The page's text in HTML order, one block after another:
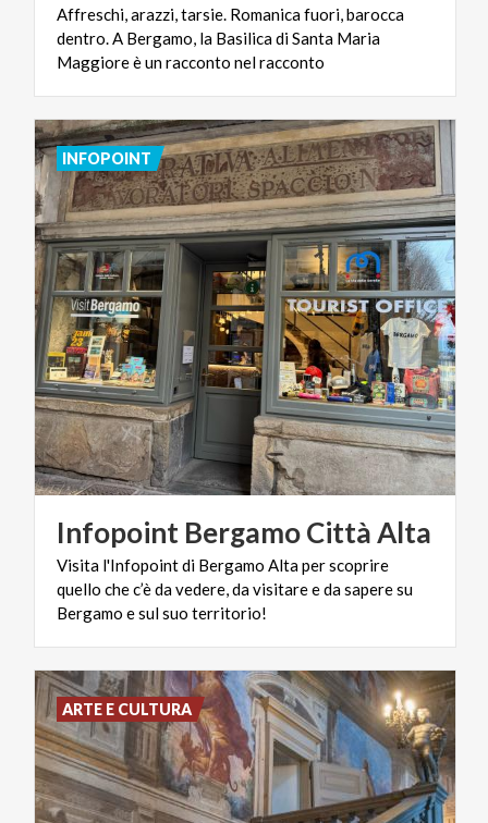
Affreschi, arazzi, tarsie. Romanica fuori, barocca
dentro. A Bergamo, la Basilica di Santa Maria
Maggiore è un racconto nel racconto
Infopoint BergamoCittàAlta
Visita l'Infopoint di Bergamo Alta per scoprire
quello che c’è da vedere, da visitare e da sapere su
Bergamo e sul suo territorio!
INFOPOINT
ARTE E CULTURA